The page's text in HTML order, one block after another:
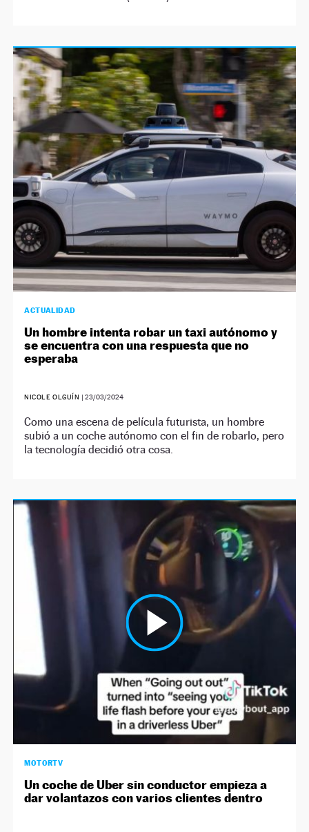
ACTUALIDAD
Un hombre intenta robar un taxi autónomo y
se encuentra con una respuesta que no
esperaba
NICOLE OLGUÍN | 23/03/2024
Como una escena de película futurista, un hombre
subió a un coche autónomo con el fin de robarlo, pero
la tecnología decidió otra cosa.
MOTORTV
Un coche de Uber sin conductor empieza a
dar volantazos con varios clientes dentro